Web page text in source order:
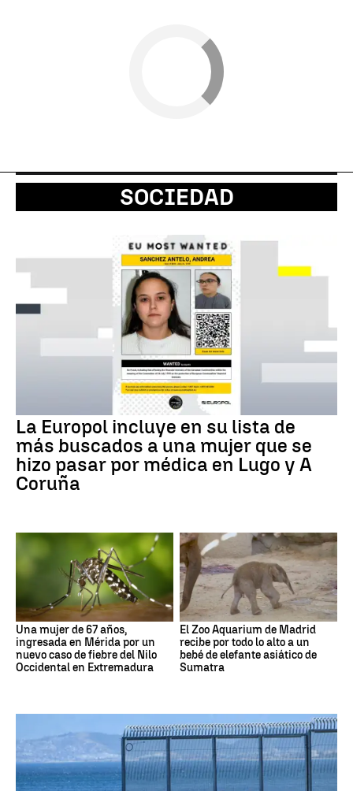
SOCIEDAD
La Europol incluye en su lista de
más buscados a una mujer que se
hizo pasar por médica en Lugo y A
Coruña
Una mujer de 67 años,
ingresada en Mérida por un
nuevo caso de fiebre del Nilo
Occidental en Extremadura
El Zoo Aquarium de Madrid
recibe por todo lo alto a un
bebé de elefante asiático de
Sumatra